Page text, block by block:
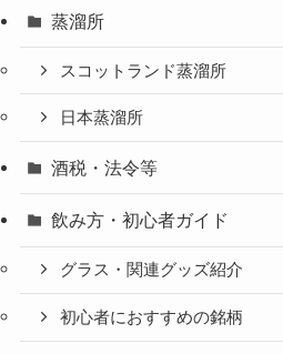
蒸溜所
スコットランド蒸溜所
日本蒸溜所
酒税・法令等
飲み方・初心者ガイド
グラス・関連グッズ紹介
初心者におすすめの銘柄